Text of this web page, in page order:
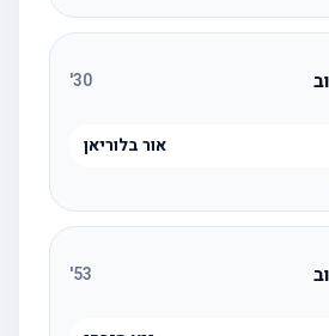
30
'
אור בלוריאן
53
'